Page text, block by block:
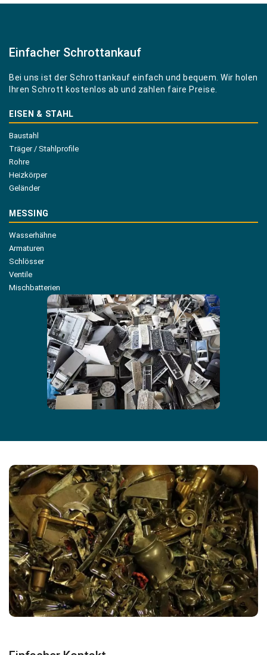
Einfacher Schrottankauf
Bei uns ist der Schrottankauf einfach und bequem. Wir holen
Ihren Schrott kostenlos ab und zahlen faire Preise.
EISEN & STAHL
Baustahl
Träger / Stahlprofile
Rohre
Heizkörper
Geländer
MESSING
Wasserhähne
Armaturen
Schlösser
Ventile
Mischbatterien